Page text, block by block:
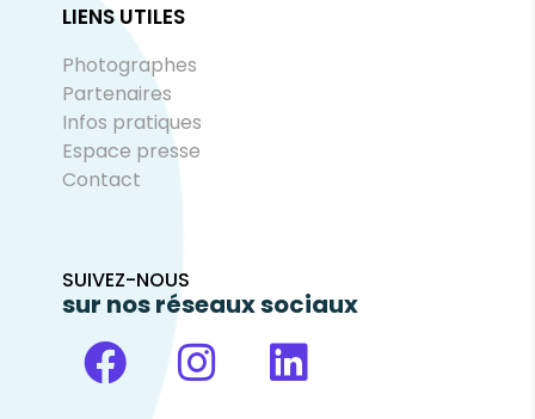
LIENS UTILES
Photographes
Partenaires
Infos pratiques
Espace presse
Contact
SUIVEZ-NOUS
sur nos réseaux sociaux